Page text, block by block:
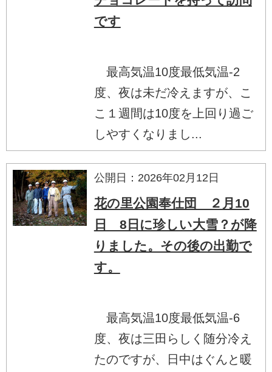
です
最高気温10度最低気温-2
度、夜は未だ冷えますが、こ
こ１週間は10度を上回り過ご
しやすくなりまし...
公開日：2026年02月12日
花の里公園奉仕団 ２月10
日 8日に珍しい大雪？が降
りました。その後の出勤で
す。
最高気温10度最低気温-6
度、夜は三田らしく随分冷え
たのですが、日中はぐんと暖